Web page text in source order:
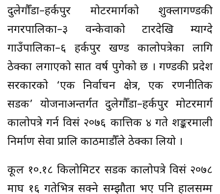
दुलेगौँडा–हर्कपुर मोटरमार्गको शुक्लागण्डकी
नगरपालिका–३ वन्केवाको टारदेखि म्याग्दे
गाउँपालिका–६ हर्कपुर खण्ड कालोपत्रेका लागि
ठेक्का लगाएको सात वर्ष पुगेको छ । गण्डकी प्रदेश
सरकारको ‘एक निर्वाचन क्षेत्र, एक रणनीतिक
सडक’ योजनाअन्तर्गत दुलेगौँडा–हर्कपुर मोटरमार्ग
कालोपत्रे गर्न विसं २०७६ कात्तिक ४ गते शङ्करमाली
निर्माण सेवा प्रालि काठमाडौँले ठेक्का लियो ।
कूल १०.१८ किलोमिटर सडक कालोपत्रे विसं २०७८
माघ १६ गतेभित्र सक्ने सम्झौता भए पनि हालसम्म